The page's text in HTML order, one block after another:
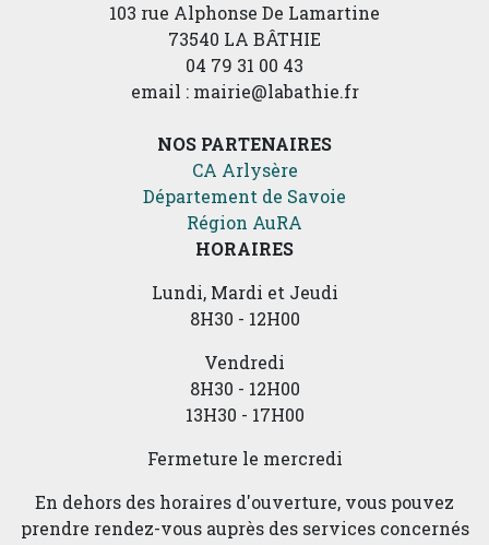
103 rue Alphonse De Lamartine
73540 LA BÂTHIE
04 79 31 00 43
email : mairie@labathie.fr
NOS PARTENAIRES
CA Arlysère
Département de Savoie
Région AuRA
HORAIRES
Lundi, Mardi et Jeudi
8H30 - 12H00
Vendredi
8H30 - 12H00
13H30 - 17H00
Fermeture le mercredi
En dehors des horaires d'ouverture, vous pouvez
prendre rendez-vous auprès des services concernés